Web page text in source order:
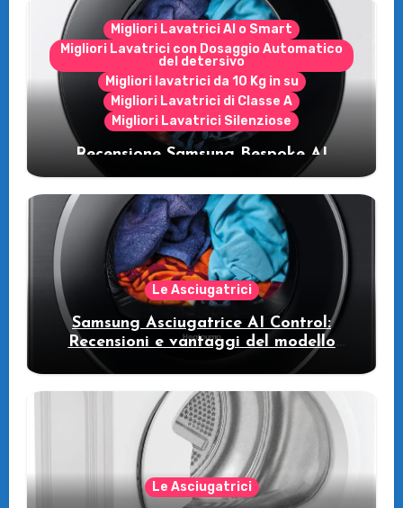
Migliori Lavatrici AI o Smart
Migliori Lavatrici con Dosaggio Automatico
del detersivo
Migliori lavatrici da 10 Kg in su
Migliori Lavatrici di Classe A
Migliori Lavatrici Silenziose
Recensione Samsung Bespoke AI
WW11DB7B94GE/U3: la lavatrice
intelligente che fa risparmiare
Le Asciugatrici
Samsung Asciugatrice AI Control:
Recensioni e vantaggi del modello
Le Asciugatrici